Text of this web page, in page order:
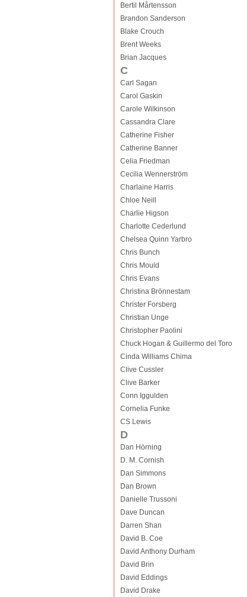
Bertil Mårtensson
Brandon Sanderson
Blake Crouch
Brent Weeks
Brian Jacques
C
Carl Sagan
Carol Gaskin
Carole Wilkinson
Cassandra Clare
Catherine Fisher
Catherine Banner
Celia Friedman
Cecilia Wennerström
Charlaine Harris
Chloe Neill
Charlie Higson
Charlotte Cederlund
Chelsea Quinn Yarbro
Chris Bunch
Chris Mould
Chris Evans
Christina Brönnestam
Christer Forsberg
Christian Unge
Christopher Paolini
Chuck Hogan & Guillermo del Toro
Cinda Williams Chima
Clive Cussler
Clive Barker
Conn Iggulden
Cornelia Funke
CS Lewis
D
Dan Hörning
D. M. Cornish
Dan Simmons
Dan Brown
Danielle Trussoni
Dave Duncan
Darren Shan
David B. Coe
David Anthony Durham
David Brin
David Eddings
David Drake